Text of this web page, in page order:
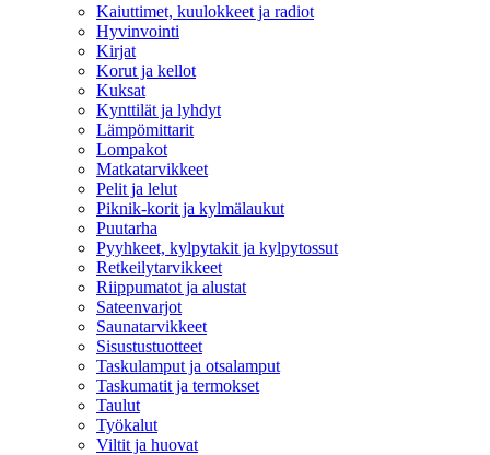
Kaiuttimet, kuulokkeet ja radiot
Hyvinvointi
Kirjat
Korut ja kellot
Kuksat
Kynttilät ja lyhdyt
Lämpömittarit
Lompakot
Matkatarvikkeet
Pelit ja lelut
Piknik-korit ja kylmälaukut
Puutarha
Pyyhkeet, kylpytakit ja kylpytossut
Retkeilytarvikkeet
Riippumatot ja alustat
Sateenvarjot
Saunatarvikkeet
Sisustustuotteet
Taskulamput ja otsalamput
Taskumatit ja termokset
Taulut
Työkalut
Viltit ja huovat